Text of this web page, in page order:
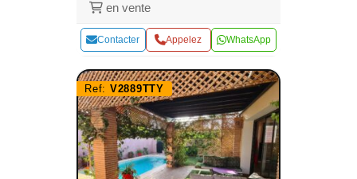
en vente
Contacter Appelez WhatsApp
Ref: V2889TTY